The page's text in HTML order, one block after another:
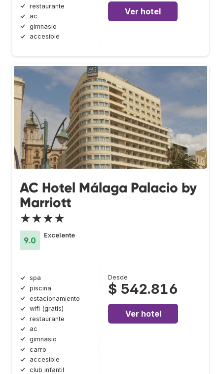
restaurante
ac
gimnasio
accesible
Ver hotel
AC Hotel Málaga Palacio by
Marriott
★★★★
9.0
Excelente
spa
piscina
estacionamiento
wifi (gratis)
restaurante
ac
gimnasio
carro
accesible
club infantil
Desde
$ 542.816
Ver hotel